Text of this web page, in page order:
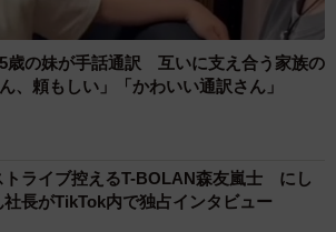
歳の妹が手話通訳 互いに支え合う家族の
、頼もしい」「かわいい通訳さん」
トライブ控えるT-BOLAN森友嵐士 にし
社長がTikTok内で独占インタビュー